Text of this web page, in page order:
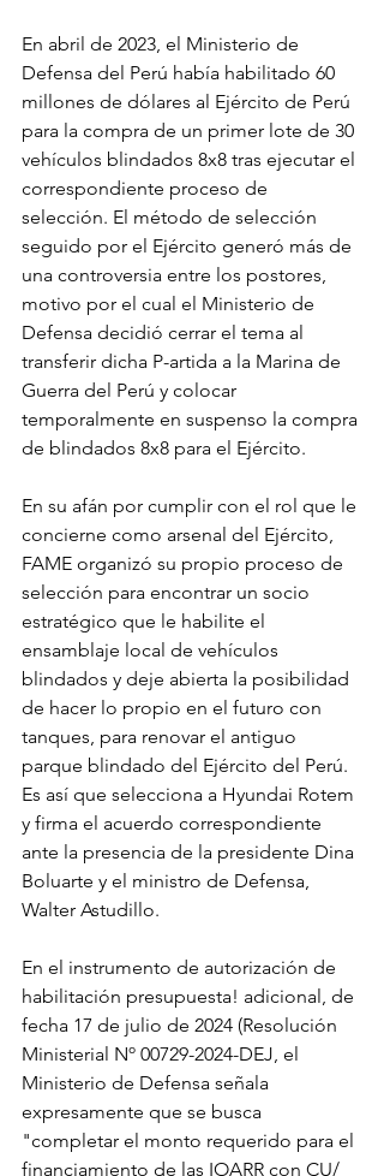
En abril de 2023, el Ministerio de
Defensa del Perú había habilitado 60
millones de dólares al Ejército de Perú
para la compra de un primer lote de 30
vehículos blindados 8x8 tras ejecutar el
correspondiente proceso de
selección. El método de selección
seguido por el Ejército generó más de
una controversia entre los postores,
motivo por el cual el Ministerio de
Defensa decidió cerrar el tema al
transferir dicha P-artida a la Marina de
Guerra del Perú y colocar
temporalmente en suspenso la compra
de blindados 8x8 para el Ejército.
En su afán por cumplir con el rol que le
concierne como arsenal del Ejército,
FAME organizó su propio proceso de
selección para encontrar un socio
estratégico que le habilite el
ensamblaje local de vehículos
blindados y deje abierta la posibilidad
de hacer lo propio en el futuro con
tanques, para renovar el antiguo
parque blindado del Ejército del Perú.
Es así que selecciona a Hyundai Rotem
y firma el acuerdo correspondiente
ante la presencia de la presidente Dina
Boluarte y el ministro de Defensa,
Walter Astudillo.
En el instrumento de autorización de
habilitación presupuesta! adicional, de
fecha 17 de julio de 2024 (Resolución
Ministerial Nº 00729-2024-DEJ, el
Ministerio de Defensa señala
expresamente que se busca
"completar el monto requerido para el
financiamiento de las IOARR con CU/